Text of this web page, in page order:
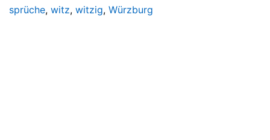
sprüche, witz, witzig, Würzburg